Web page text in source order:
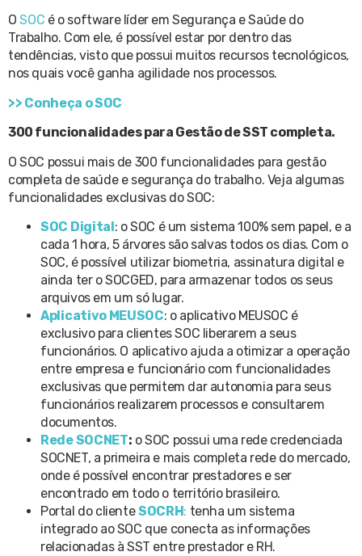
OSOC é o software líder em Segurança e Saúde do
Trabalho. Com ele, é possível estar por dentro das
tendências, visto que possui muitos recursos tecnológicos,
nos quais você ganha agilidade nos processos.
>> Conheça o SOC
300 funcionalidades para Gestão de SST completa.
O SOC possui mais de 300 funcionalidades para gestão
completa de saúde e segurança do trabalho. Veja algumas
funcionalidades exclusivas do SOC:
SOC Digital: o SOC é um sistema 100% sem papel, e a
cada 1 hora, 5 árvores são salvas todos os dias. Com o
SOC, é possível utilizar biometria, assinatura digital e
ainda ter o SOCGED, para armazenar todos os seus
arquivos em um só lugar.
Aplicativo MEUSOC: o aplicativo MEUSOC é
exclusivo para clientes SOC liberarem a seus
funcionários. O aplicativo ajuda a otimizar a operação
entre empresa e funcionário com funcionalidades
exclusivas que permitem dar autonomia para seus
funcionários realizarem processos e consultarem
documentos.
Rede SOCNET: o SOC possui uma rede credenciada
SOCNET, a primeira e mais completa rede do mercado,
onde é possível encontrar prestadores e ser
encontrado em todo o território brasileiro.
Portal do clienteSOCRH: tenha um sistema
integrado ao SOC que conecta as informações
relacionadas à SST entre prestador e RH.